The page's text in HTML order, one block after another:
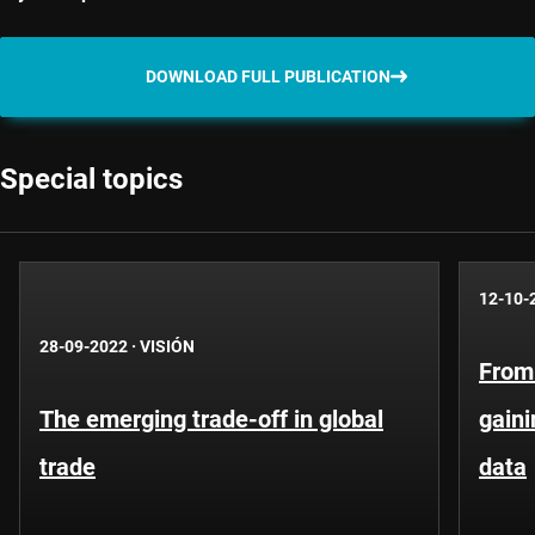
DOWNLOAD FULL PUBLICATION
Special topics
28-09-2022 · VISIÓN
The emerging trade-off in global
trade
12-10-
data